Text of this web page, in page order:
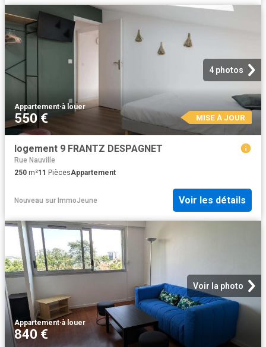
4 photos
Appartement·à louer
550 € MISE À JOUR
logement 9 FRANTZ DESPAGNET
Rue Nauville
250 m²11 PiècesAppartement
Nouveau sur ImmoJeune Voir les détails
Voir la photo
Appartement·à louer
840 €